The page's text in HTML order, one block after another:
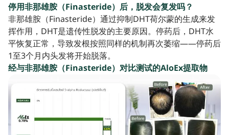
停用非那雄胺（Finasteride）后，脱发会复发吗？
非那雄胺（Finasteride）通过抑制DHT荷尔蒙的生成来发
挥作用，DHT是遗传性脱发的主要原因。停药后，DHT水
平恢复正常，导致发根按照同样的机制再次萎缩——停药后
1至3个月内头发将开始脱落。
经与非那雄胺（Finasteride）对比测试的AloEx提取物